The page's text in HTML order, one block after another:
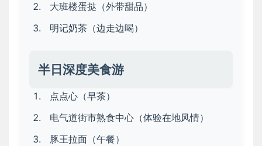
大班楼蛋挞（外带甜品）
明记奶茶（边走边喝）
半日深度美食游
点点心（早茶）
电气道街市熟食中心（体验在地风情）
豚王拉面（午餐）